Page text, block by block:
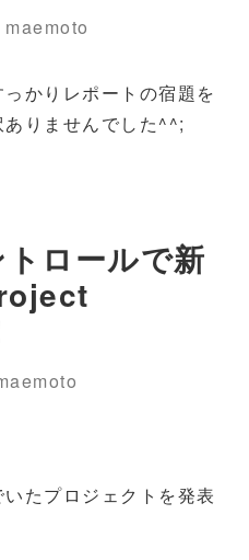
maemoto
かりレポートの宿題を
りませんでした^^;
ロールで新
たプロジェクトを発表